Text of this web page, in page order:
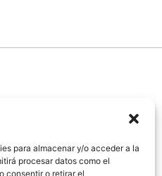
para almacenar y/o acceder a la
procesar datos como el
consentir o retirar el